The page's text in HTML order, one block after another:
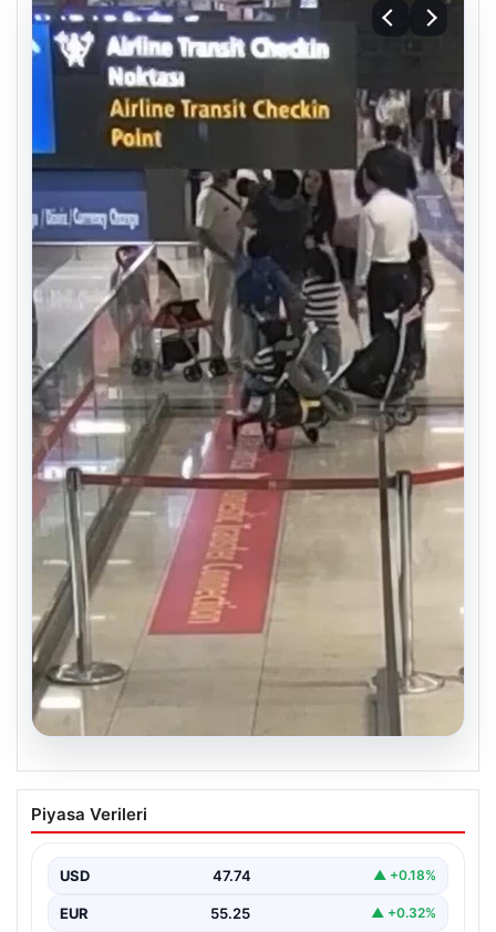
2 yaşındaki bebeği Heimlich
manevrasıyla kurtaran personele ödül
Kurtaran Görevlilere Takdir Belgesi", "content":
"İstanbul Sabiha…
Piyasa Verileri
USD 47.74 ▲ +0.18%
EUR 55.25 ▲ +0.32%